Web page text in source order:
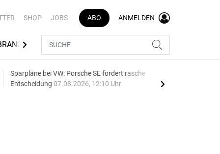
SHOP JOBS ABO ANMELDEN
Sparpläne bei VW: Porsche SE fordert rasche
Entscheidung 07.08.2026, 12:10 Uhr